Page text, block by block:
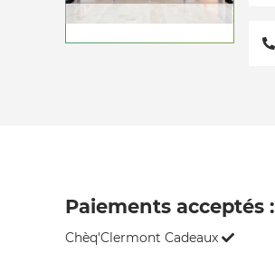
Paiements acceptés :
Chèq'Clermont Cadeaux